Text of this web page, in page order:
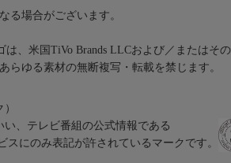
る場合がございます。
、米国TiVo Brands LLCおよび／またはそ
らゆる素材の無断複写・転載を禁じます。
い、テレビ番組の公式情報である
スにのみ表記が許されているマークです。